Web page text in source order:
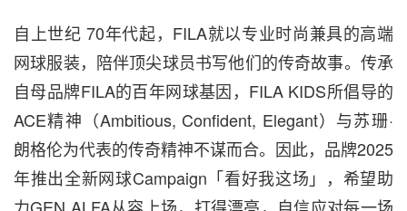
自上世纪 70年代起，FILA就以专业时尚兼具的高端
网球服装，陪伴顶尖球员书写他们的传奇故事。传承
自母品牌FILA的百年网球基因，FILA KIDS所倡导的
ACE精神（Ambitious, Confident, Elegant）与苏珊·
朗格伦为代表的传奇精神不谋而合。因此，品牌2025
年推出全新网球Campaign「看好我这场」，希望助
力GEN ALFA从容上场，打得漂亮，自信应对每一场